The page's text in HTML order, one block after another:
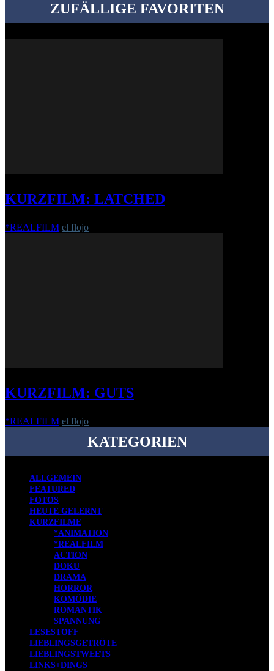
ZUFÄLLIGE FAVORITEN
KURZFILM: LATCHED
*REALFILM el flojo
KURZFILM: GUTS
*REALFILM el flojo
KATEGORIEN
ALLGEMEIN
FEATURED
FOTOS
HEUTE GELERNT
KURZFILME
*ANIMATION
*REALFILM
ACTION
DOKU
DRAMA
HORROR
KOMÖDIE
ROMANTIK
SPANNUNG
LESESTOFF
LIEBLINGSGETRÖTE
LIEBLINGSTWEETS
LINKS+DINGS